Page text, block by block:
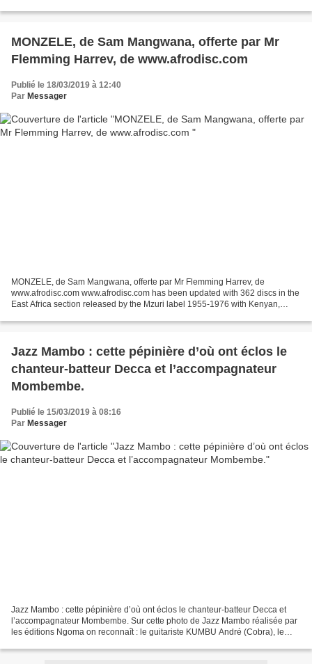
MONZELE, de Sam Mangwana, offerte par Mr
Flemming Harrev, de www.afrodisc.com
Publié le 18/03/2019 à 12:40
Par Messager
MONZELE, de Sam Mangwana, offerte par Mr Flemming Harrev, de
www.afrodisc.com www.afrodisc.com has been updated with 362 discs in the
East Africa section released by the Mzuri label 1955-1976 with Kenyan,
Jazz Mambo : cette pépinière d’où ont éclos le
chanteur-batteur Decca et l’accompagnateur
Mombembe.
Publié le 15/03/2019 à 08:16
Par Messager
Jazz Mambo : cette pépinière d’où ont éclos le chanteur-batteur Decca et
l’accompagnateur Mombembe. Sur cette photo de Jazz Mambo réalisée par
les éditions Ngoma on reconnaît : le guitariste KUMBU André (Cobra), le